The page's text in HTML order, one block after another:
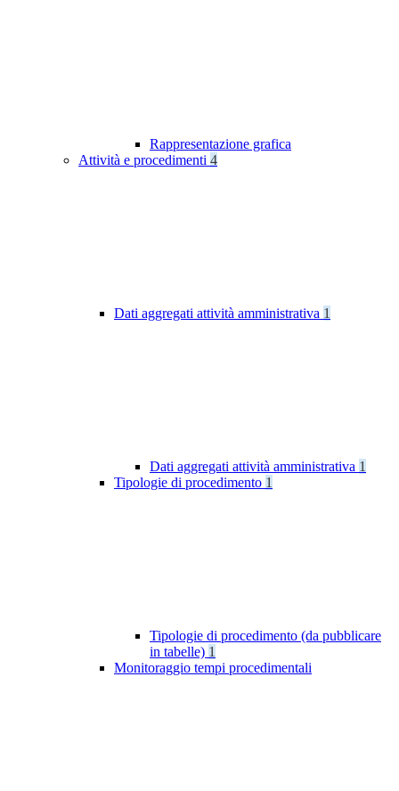
Rappresentazione grafica
Attività e procedimenti 4
Dati aggregati attività amministrativa 1
Dati aggregati attività amministrativa 1
Tipologie di procedimento 1
Tipologie di procedimento (da pubblicare
in tabelle) 1
Monitoraggio tempi procedimentali